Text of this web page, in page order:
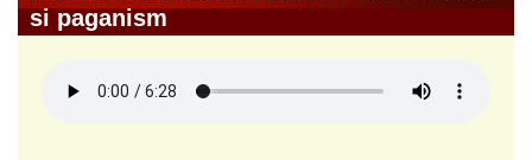
si paganism